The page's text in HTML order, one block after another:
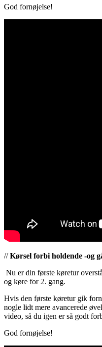
God fornøjelse!
//Kørsel forbi holdende -og
Nu er din første køretur
og køre for 2. gang.
Hvis den første køretur gik
nogle lidt mere avancerede
video, så du igen er så godt
God fornøjelse!